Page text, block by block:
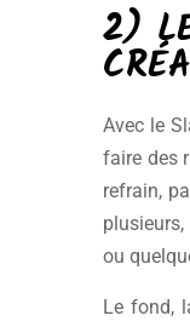
2)
Avec le
faire des
refrain,
ou
Le fond,